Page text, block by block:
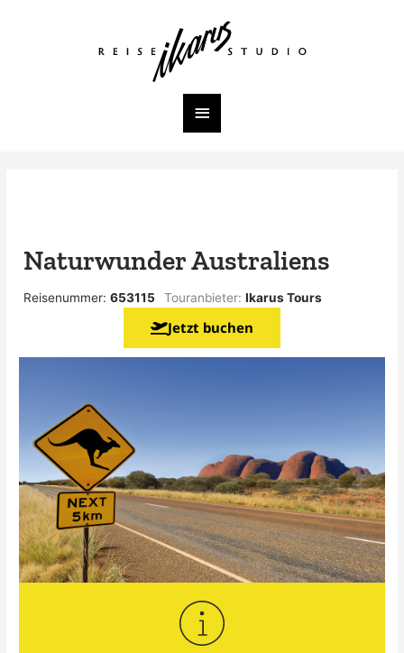
Hauptmenü
Naturwunder Australiens
Reisenummer:653115 Touranbieter:Ikarus Tours
Jetzt buchen